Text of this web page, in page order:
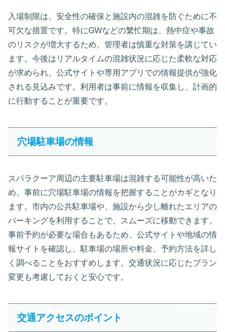
入場制限は、安全性の確保と施設内の混雑を防ぐために不
可欠な措置です。特にGWなどの繁忙期は、熱中症や事故
のリスクが増大するため、管理者は慎重な対策を講じてい
ます。今後はリアルタイムの混雑状況に応じた柔軟な対応
が求められ、公式サイトや専用アプリでの情報提供が強化
される見込みです。利用者は事前に情報を収集し、計画的
に行動することが重要です。
穴場駐車場の情報
スパラクーア周辺の主要駐車場は混雑する可能性が高いた
め、事前に穴場駐車場の情報を把握することがカギとなり
ます。市内の公共駐車場や、施設から少し離れたエリアの
パーキングを利用することで、スムーズに移動できます。
事前予約が必要な場合もあるため、公式サイトや地域の情
報サイトを確認し、駐車場の場所や料金、予約方法を詳し
く調べることをおすすめします。交通状況に応じたプラン
変更も考慮しておくと安心です。
交通アクセスのポイント